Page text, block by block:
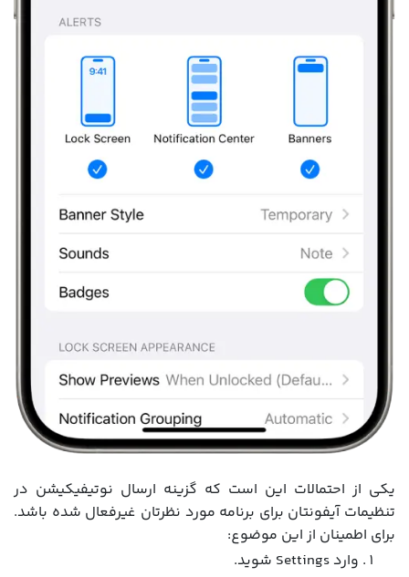
یکی از احتمالات این است که گزینه ارسال نوتیفیکیشن در
تنظیمات آیفونتان برای برنامه مورد نظرتان غیرفعال شده باشد.
برای اطمینان از این موضوع:
وارد Settings شوید.